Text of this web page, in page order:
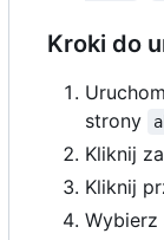
Kroki do
strony
Kliknij
Kliknij
Wybierz